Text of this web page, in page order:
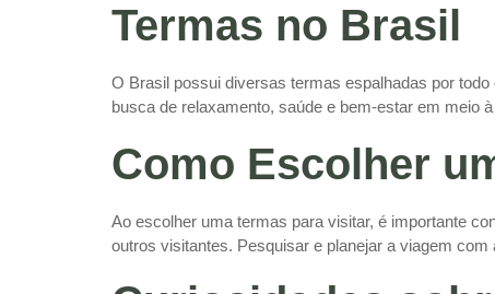
Termas no Brasil
O Brasil possui diversas termas espalhadas por
busca de relaxamento, saúde e bem-estar em meio
Como Escolher
Ao escolher uma termas para visitar, é importante
outros visitantes. Pesquisar e planejar a viagem